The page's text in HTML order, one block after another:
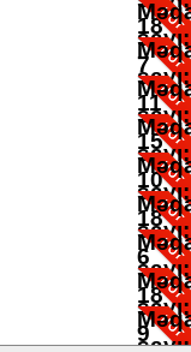
18
7
11
15
10
18
6
18
9